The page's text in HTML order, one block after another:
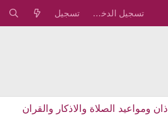
تسجيل الدخول تسجيل
ومواعيد الصلاة والاذكار والقران